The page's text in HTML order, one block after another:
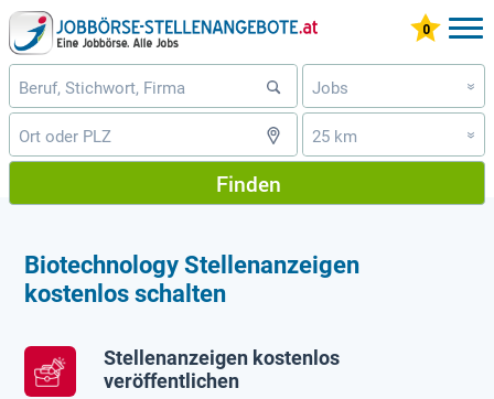
Jobs »
25 km »
Finden
Biotechnology Stellenanzeigen
kostenlos schalten
Stellenanzeigen kostenlos
veröffentlichen